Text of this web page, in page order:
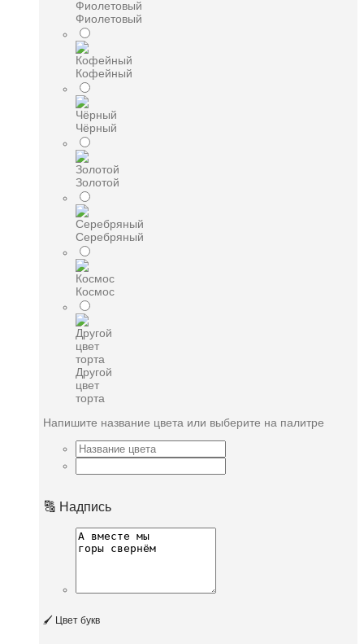
Фиолетовый
Кофейный
Чёрный
Золотой
Серебряный
Космос
Другой
цвет
торта
Напишите название цвета или выберите на палитре
🔠 Надпись
🖌️ Цвет букв